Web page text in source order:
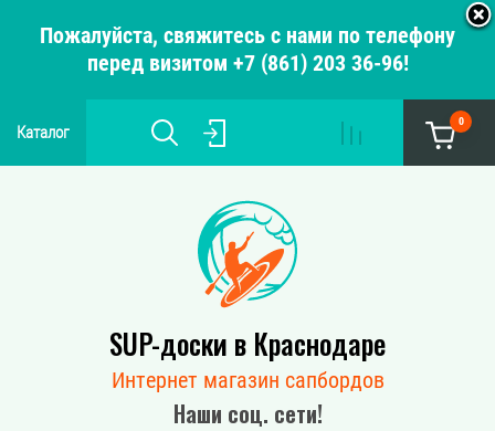
Пожалуйста, свяжитесь с нами по телефону
перед визитом +7 (861) 203 36-96!
Каталог
0
SUP-доски в Краснодаре
Интернет магазин сапбордов
Наши соц. сети!